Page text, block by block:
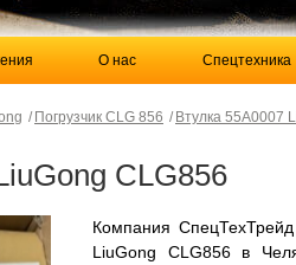
О нас Спецтехника
Погрузчик CLG 856 Втулка 55А0007
CLG856
Компания
LiuGong CLG856 в